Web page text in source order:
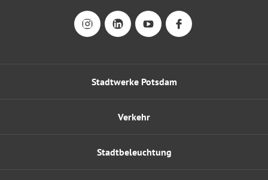
Stadtwerke Potsdam
Verkehr
Stadtbeleuchtung